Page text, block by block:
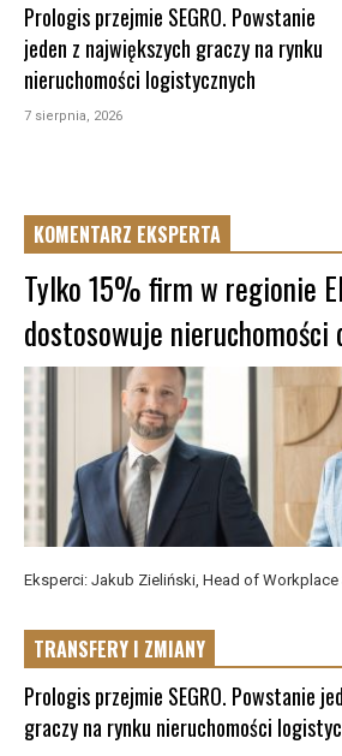
Prologis przejmie SEGRO. Powstanie
jeden z największych graczy na rynku
nieruchomości logistycznych
7 sierpnia, 2026
KOMENTARZ EKSPERTA
Tylko 15% firm w regionie
dostosowuje nieruchomości
Eksperci: Jakub Zieliński, Head of Workplace
TRANSFERY I ZMIANY
Prologis przejmie SEGRO. Powstanie
graczy na rynku nieruchomości